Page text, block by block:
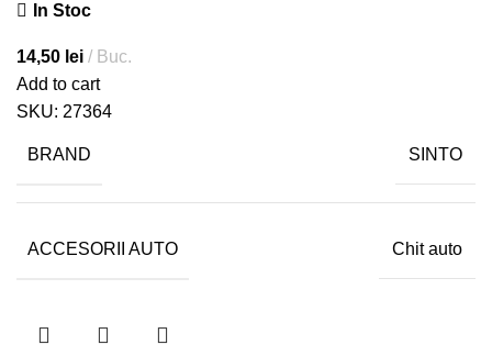
In Stoc
14,50 lei
Buc.
Add to cart
SKU: 27364
BRAND SINTO
ACCESORII AUTO Chit auto